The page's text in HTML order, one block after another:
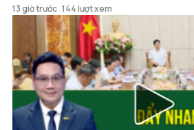
13 giờ trước 144 lượt xem